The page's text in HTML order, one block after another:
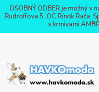
OSOBNÝ ODBER je možný v
Rudroffova 5, OC Rínok Rača.
s krmivami